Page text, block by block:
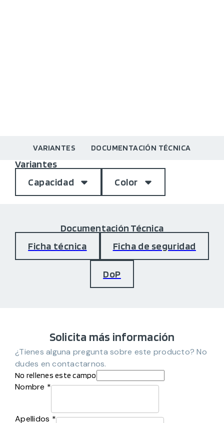
VARIANTES DOCUMENTACIÓN TÉCNICA
Variantes
Capacidad
Color
Documentación Técnica
Ficha técnica
Ficha de seguridad
DoP
Solicita más información
¿Tienes alguna pregunta sobre este producto? No
dudes en contactarnos.
No rellenes este campo
Nombre *
Apellidos *